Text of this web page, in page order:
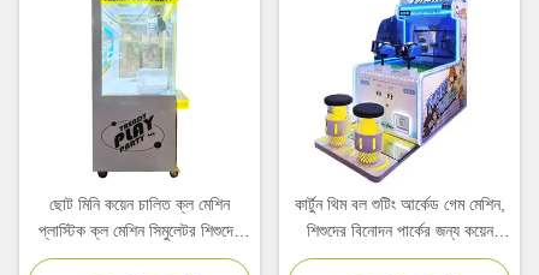
ছোট মিনি কয়েন চালিত ক্ল মেশিন
প্লাস্টিক ক্ল মেশিন সিমুলেটর শিশুদের
আর্কেড
কার্টুন থিম বল শুটিং আর্কেড গেম মেশিন,
শিশুদের বিনোদন পার্কের জন্য কয়েন
চালিত